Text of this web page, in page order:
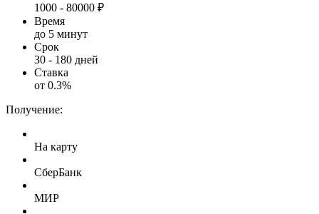
1000 - 80000 ₽
Время
до 5 минут
Срок
30 - 180 дней
Ставка
от 0.3%
Получение:
На карту
СберБанк
МИР